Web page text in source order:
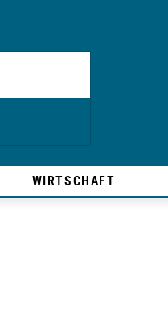
WIRTSCHAFT